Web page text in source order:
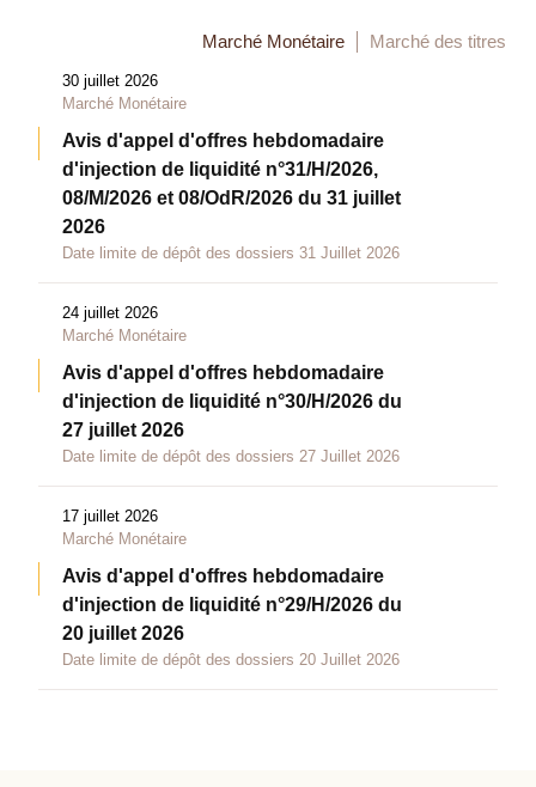
Marché Monétaire Marché des titres
30 juillet 2026
Marché Monétaire
Avis d'appel d'offres hebdomadaire
d'injection de liquidité n°31/H/2026,
08/M/2026 et 08/OdR/2026 du 31 juillet
2026
Date limite de dépôt des dossiers 31 Juillet 2026
24 juillet 2026
Marché Monétaire
Avis d'appel d'offres hebdomadaire
d'injection de liquidité n°30/H/2026 du
27 juillet 2026
Date limite de dépôt des dossiers 27 Juillet 2026
17 juillet 2026
Marché Monétaire
Avis d'appel d'offres hebdomadaire
d'injection de liquidité n°29/H/2026 du
20 juillet 2026
Date limite de dépôt des dossiers 20 Juillet 2026